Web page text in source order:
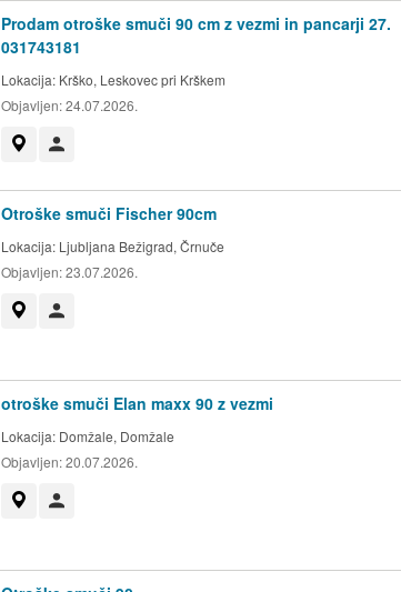
Prodam otroške smuči 90 cm z vezmi in pancarji 27.
031743181
Lokacija: Krško, Leskovec pri Krškem
Objavljen:24.07.2026.
Otroške smuči Fischer 90cm
Lokacija: Ljubljana Bežigrad, Črnuče
Objavljen:23.07.2026.
otroške smuči Elan maxx 90 z vezmi
Lokacija: Domžale, Domžale
Objavljen:20.07.2026.